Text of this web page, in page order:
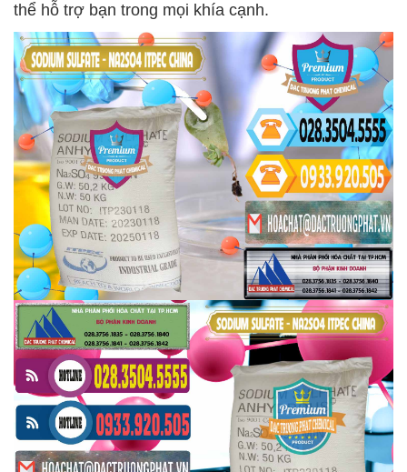
thể hỗ trợ bạn trong mọi khía cạnh.